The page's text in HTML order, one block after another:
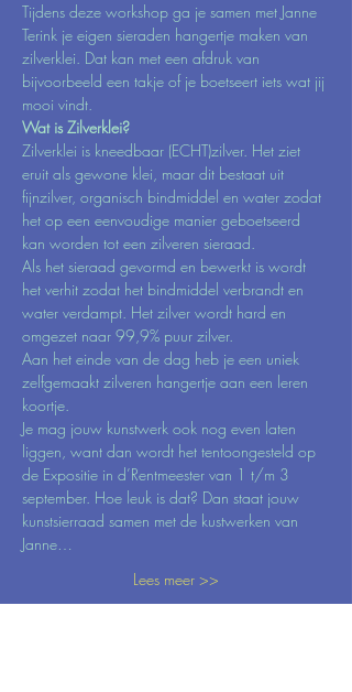
Tijdens deze workshop ga je samen met Janne
Terink je eigen sieraden hangertje maken van
zilverklei. Dat kan met een afdruk van
bijvoorbeeld een takje of je boetseert iets wat jij
mooi vindt.
Wat is Zilverklei?
Zilverklei is kneedbaar (ECHT)zilver. Het ziet
eruit als gewone klei, maar dit bestaat uit
fijnzilver, organisch bindmiddel en water zodat
het op een eenvoudige manier geboetseerd
kan worden tot een zilveren sieraad.
Als het sieraad gevormd en bewerkt is wordt
het verhit zodat het bindmiddel verbrandt en
water verdampt. Het zilver wordt hard en
omgezet naar 99,9% puur zilver.
Aan het einde van de dag heb je een uniek
zelfgemaakt zilveren hangertje aan een leren
koortje.
Je mag jouw kunstwerk ook nog even laten
liggen, want dan wordt het tentoongesteld op
de Expositie in d’Rentmeester van 1 t/m 3
september. Hoe leuk is dat? Dan staat jouw
kunstsierraad samen met de kustwerken van
Janne…
Lees meer >>